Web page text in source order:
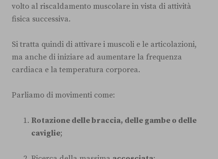
volto al riscaldamento muscolare in vista di attività
fisica successiva.
Si tratta quindi di attivare i muscoli e le articolazioni,
ma anche di iniziare ad aumentare la frequenza
cardiaca e la temperatura corporea.
Parliamo di movimenti come:
Rotazione delle braccia, delle gambe o delle
caviglie;